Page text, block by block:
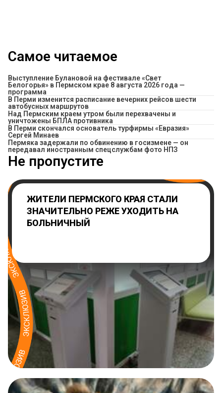
Самое читаемое
Выступление Булановой на фестивале «Свет
Белогорья» в Пермском крае 8 августа 2026 года —
программа
​В Перми изменится расписание вечерних рейсов шести
автобусных маршрутов
Над Пермским краем утром были перехвачены и
уничтожены БПЛА противника
В Перми скончался основатель турфирмы «Евразия»
Сергей Минаев
Пермяка задержали по обвинению в госизмене — он
передавал иностранным спецслужбам фото НПЗ
Не пропустите
ЖИТЕЛИ ПЕРМСКОГО КРАЯ СТАЛИ
ЗНАЧИТЕЛЬНО РЕЖЕ УХОДИТЬ НА
БОЛЬНИЧНЫЙ